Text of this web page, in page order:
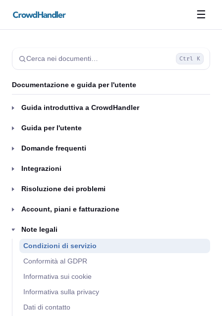
☰
Cerca nei documenti… Ctrl K
Documentazione e guida per l'utente
Guida introduttiva a CrowdHandler
Guida per l'utente
Domande frequenti
Integrazioni
Risoluzione dei problemi
Account, piani e fatturazione
Note legali
Condizioni di servizio
Conformità al GDPR
Informativa sui cookie
Informativa sulla privacy
Dati di contatto